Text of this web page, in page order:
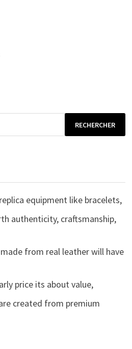
equipment like bracelets,
authenticity, craftsmanship,
from real leather will have
price its about value,
created from premium